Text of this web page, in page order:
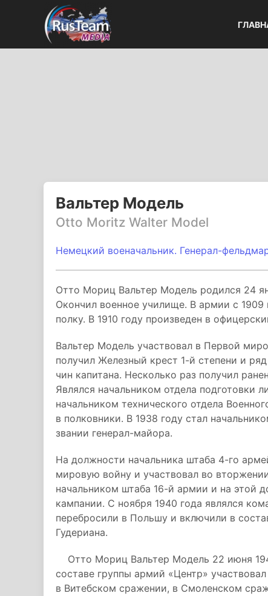
Вальтер Модель
Otto Moritz Walter Model
Немецкий военачальник. Генерал-
Отто Мориц Вальтер Модель родился 24
Окончил военное училище. В армии с
полку. В 1910 году произведен в
Вальтер Модель участвовал в Первой
получил Железный крест 1-й степени и
чин капитана. Несколько раз получил
Являлся начальником отдела подготовки
начальником технического отдела
в полковники. В 1938 году стал
звании генерал-майора.
На должности начальника штаба 4-го
мировую войну и участвовал во
начальником штаба 16-й армии и на этой
кампании. С ноября 1940 года являлся
перебросили в Польшу и включили в
Гудериана.
Отто Мориц Вальтер Модель 22 июня
составе группы армий «Центр»
в Витебском сражении, в Смоленском